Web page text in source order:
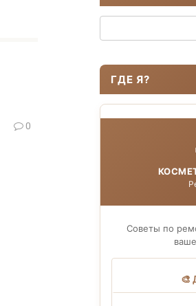
0
ГДЕ Я?
Советы по
🎨